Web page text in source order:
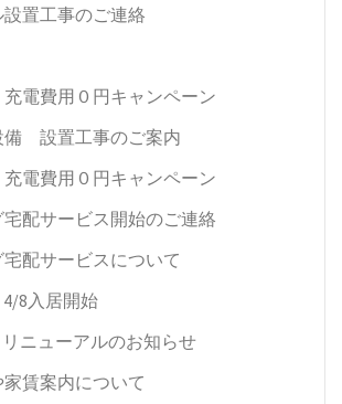
置工事のご連絡
電費用０円キャンペーン
備 設置工事のご案内
電費用０円キャンペーン
配サービス開始のご連絡
配サービスについて
8入居開始
ニューアルのお知らせ
賃案内について